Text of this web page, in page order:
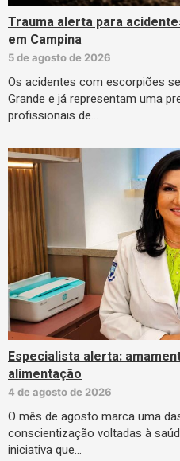
Trauma alerta para
em Campina
5 de agosto de 2026
Os acidentes com escorpiões
Grande e já representam uma
profissionais de…
Especialista alerta:
alimentação
4 de agosto de 2026
O mês de agosto marca uma
conscientização voltadas à
iniciativa que…